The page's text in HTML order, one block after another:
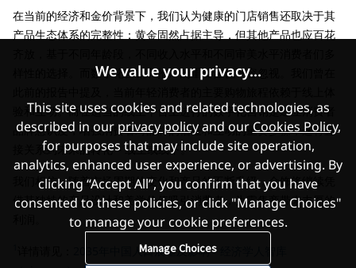
在当前的经济和金价背景下，我们认为健康的门店销售还取决于其
产品生态体系的完整性：黄金固然占据主导，但其他产品也应百花
样性的选择。而数字化营销和推广的重要性也不容忽视。我们曾在
验和互动。而在适当的线上平台上进行的数字化营销是建立消费者
品牌意识度，增强消费者对品牌的信任和互动的重要步骤，这将直
接关系到未来的转化 – 线上或线下。
我们相信，随着市场周期的变化和产品的不断升级，金饰将继续凭
借其独特的产品设计和美学价值吸引消费者，为零售商带来丰厚的
2035年中国人口展望及影响 - 经济学人智库
We value your privacy...
This site uses cookies and related technologies, as
described in our privacy policyand our Cookies Policy,
for purposes that may include site operation,
analytics, enhanced user experience, or advertising. By
clicking “Accept All”, you confirm that you have
consented to these policies, or click "Manage Choices"
to manage your cookie preferences.
Manage Choices